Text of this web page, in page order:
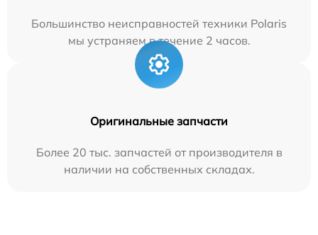
Большинство неисправностей техники Polaris
мы устраняем в течение 2 часов.
Оригинальные запчасти
Более 20 тыс. запчастей от производителя в
наличии на собственных складах.